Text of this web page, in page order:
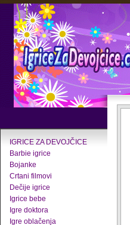
IGRICE ZA DEVOJČICE
Barbie igrice
Bojanke
Crtani filmovi
Dečije igrice
Igrice bebe
Igre doktora
Igre oblačenja